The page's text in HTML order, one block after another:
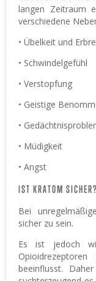
langen Zeitraum
verschiedene
• Übelkeit und
• Schwindelgefühl
• Verstopfung
• Geistige
•
• Müdigkeit
• Angst
IST KRATOM SICHER?
Bei
sicher zu sein.
Es ist jedoch
beeinflusst.